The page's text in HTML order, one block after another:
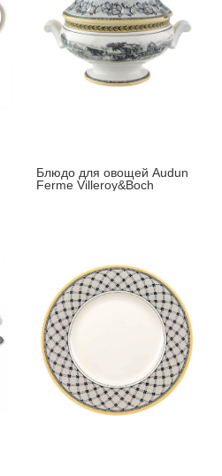
Блюдо для овощей Audun
Ferme Villeroy&Boch